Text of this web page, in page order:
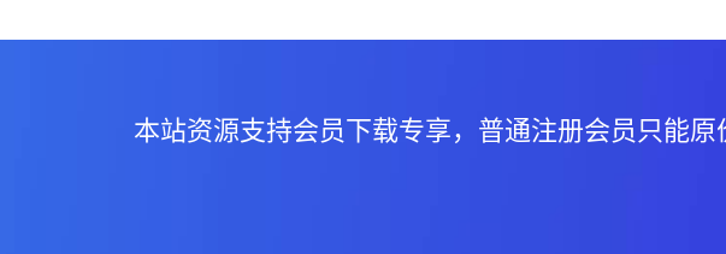
本站资源支持会员下载专享，普通注册会员只能